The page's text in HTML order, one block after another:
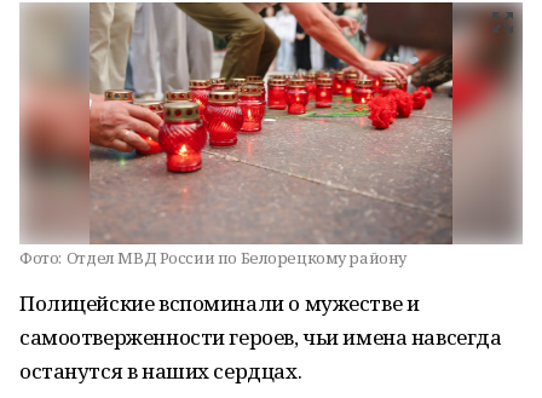
Фото: Отдел МВД России по Белорецкому району
Полицейские вспоминали о мужестве и
самоотверженности героев, чьи имена навсегда
останутся в наших сердцах.